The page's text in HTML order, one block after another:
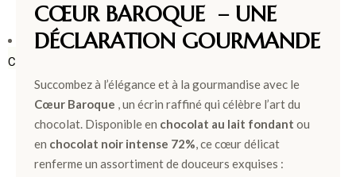
BOÎTES &
COFFRETS
Ballotins
de
Chocolats
CŒUR BAROQUE – UNE
DÉCLARATION GOURMANDE
Succombez à l’élégance et à la gourmandise avec le
Cœur Baroque , un écrin raffiné qui célèbre l’art du
chocolat. Disponible en chocolat au lait fondant ou
en chocolat noir intense 72%, ce cœur délicat
renferme un assortiment de douceurs exquises :